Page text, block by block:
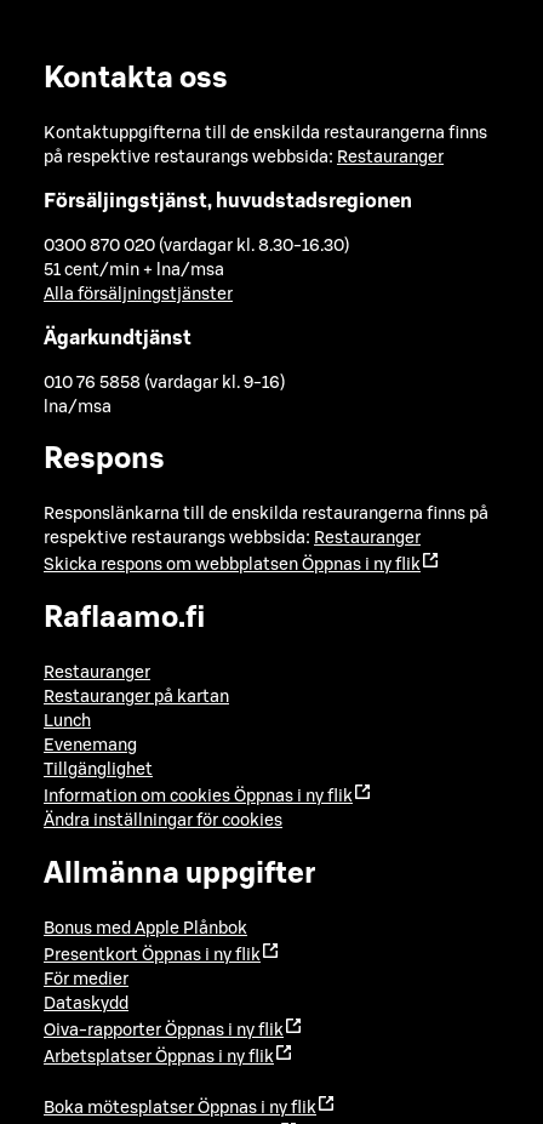
Kontakta oss
Kontaktuppgifterna till de enskilda restaurangerna finns
på respektive restaurangs webbsida: Restauranger
Försäljingstjänst, huvudstadsregionen
0300 870 020 (vardagar kl. 8.30-16.30)
51 cent/min + lna/msa
Alla försäljningstjänster
Ägarkundtjänst
010 76 5858 (vardagar kl. 9-16)
lna/msa
Respons
Responslänkarna till de enskilda restaurangerna finns på
respektive restaurangs webbsida: Restauranger
Skicka respons om webbplatsen Öppnas i ny flik
Raflaamo.fi
Restauranger
Restauranger på kartan
Lunch
Evenemang
Tillgänglighet
Information om cookies Öppnas i ny flik
Ändra inställningar för cookies
Allmänna uppgifter
Bonus med Apple Plånbok
Presentkort Öppnas i ny flik
För medier
Dataskydd
Oiva-rapporter Öppnas i ny flik
Arbetsplatser Öppnas i ny flik
Boka mötesplatser Öppnas i ny flik